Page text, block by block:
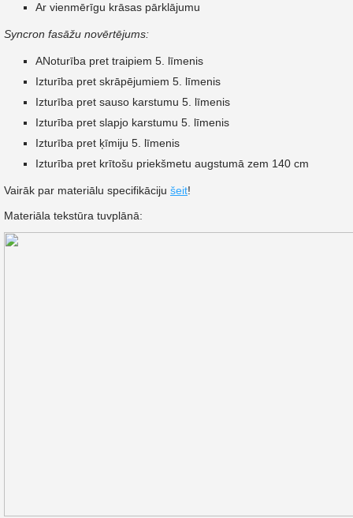
Ar vienmērīgu krāsas pārklājumu
Syncron fasāžu novērtējums:
ANoturība pret traipiem 5. līmenis
Izturība pret skrāpējumiem 5. līmenis
Izturība pret sauso karstumu 5. līmenis
Izturība pret slapjo karstumu 5. līmenis
Izturība pret ķīmiju 5. līmenis
Izturība pret krītošu priekšmetu augstumā zem 140 cm
Vairāk par materiālu specifikāciju šeit!
Materiāla tekstūra tuvplānā: